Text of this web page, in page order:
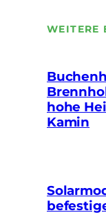
WEITERE
hohe
Kamin